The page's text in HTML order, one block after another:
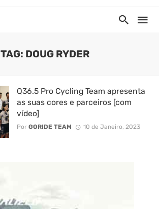
TAG: DOUG RYDER
Q36.5 Pro Cycling Team apresenta
as suas cores e parceiros [com
vídeo]
Por GORIDE TEAM 10 de Janeiro, 2023